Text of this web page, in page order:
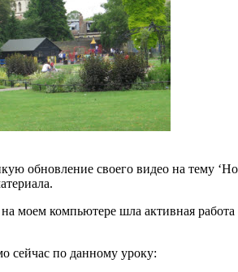
обновление своего видео на тему
моем компьютере шла активная
сейчас по данному уроку: